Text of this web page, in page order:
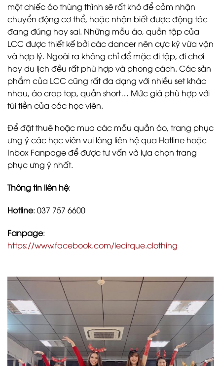
một chiếc áo thùng thình sẽ rất khó để cảm nhận
chuyển động cơ thể, hoặc nhận biết được động tác
đang đúng hay sai. Những mẫu áo, quần tập của
LCC được thiết kế bởi các dancer nên cực kỳ vừa vặn
và hợp lý. Ngoài ra không chỉ để mặc đi tập, đi chơi
hay du lịch đều rất phù hợp và phong cách. Các sản
phẩm của LCC cũng rất đa dạng với nhiều set khác
nhau, áo crop top, quần short… Mức giá phù hợp với
túi tiền của các học viên.
Để đặt thuê hoặc mua các mẫu quần áo, trang phục
ưng ý các học viên vui lòng liên hệ qua Hotline hoặc
Inbox Fanpage để được tư vấn và lựa chọn trang
phục ưng ý nhất.
Thông tin liên hệ:
Hotline: 037 757 6600
Fanpage:
https://www.facebook.com/lecirque.clothing